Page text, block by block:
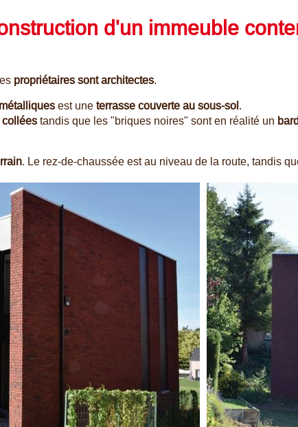
d'un immeuble
propriétaires sont architectes.
est une terrasse couverte au sous-sol.
collées tandis que les "briques noires" sont en réalité un
. Le rez-de-chaussée est au niveau de la route, tandis